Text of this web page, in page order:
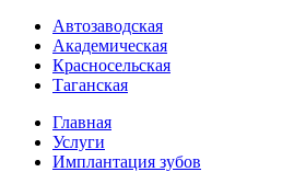
Автозаводская
Академическая
Красносельская
Таганская
Главная
Услуги
Имплантация зубов